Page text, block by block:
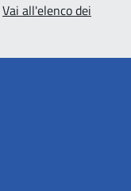
Vai all'elenco dei